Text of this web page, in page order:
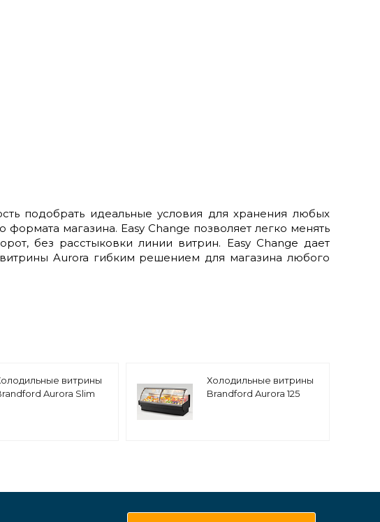
подобрать идеальные условия для хранения любых
магазина. Easy Change позволяет легко менять
без расстыковки линии витрин. Easy Change дает
Aurora гибким решением для магазина любого
витрины
Aurora Slim
Холодильные витрины
Brandford Aurora 125